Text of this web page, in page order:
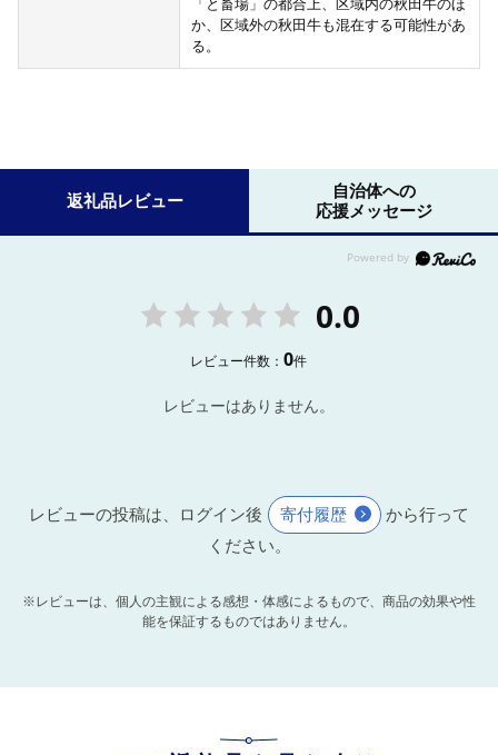
「と畜場」の都合上、区域内の秋田牛のほ
か、区域外の秋田牛も混在する可能性があ
る。
返礼品レビュー
自治体への
応援メッセージ
0.0
レビュー件数：0件
レビューはありません。
レビューの投稿は、ログイン後 寄付履歴
から行って
ください。
※レビューは、個人の主観による感想・体感によるもので、商品の効果や性
能を保証するものではありません。